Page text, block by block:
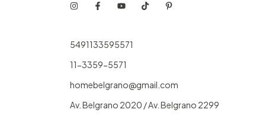
5491133595571
11-3359-5571
homebelgrano@gmail.com
Av. Belgrano 2020 / Av. Belgrano 2299